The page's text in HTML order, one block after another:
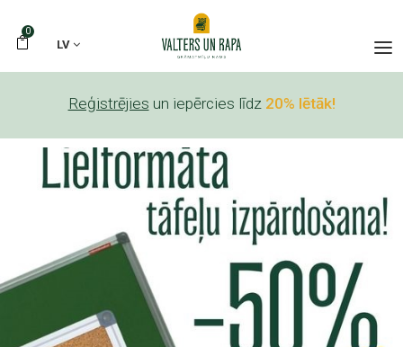
0
LV
Reģistrējies un iepērcies līdz 20% lētāk!